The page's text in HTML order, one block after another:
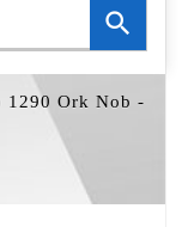

1290 Ork Nob -